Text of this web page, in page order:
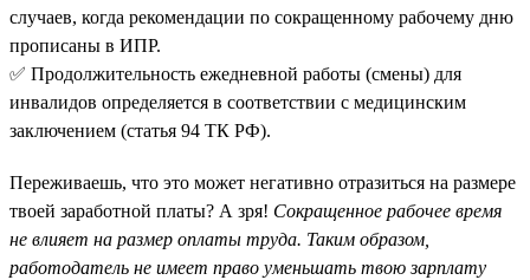
случаев, когда рекомендации по сокращенному рабочему дню
прописаны в ИПР.
✅ Продолжительность ежедневной работы (смены) для
инвалидов определяется в соответствии с медицинским
заключением (статья 94 ТК РФ).
Переживаешь, что это может негативно отразиться на размере
твоей заработной платы? А зря! Сокращенное рабочее время
не влияет на размер оплаты труда. Таким образом,
работодатель не имеет право уменьшать твою зарплату